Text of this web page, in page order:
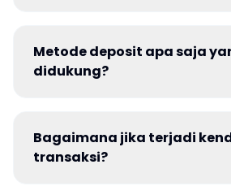
Metode deposit apa saja
didukung?
Bagaimana jika terjadi
transaksi?